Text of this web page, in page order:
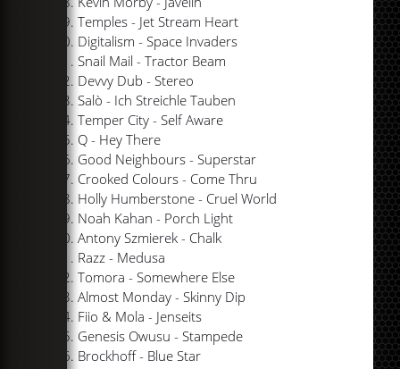
Temples - Jet Stream Heart
Digitalism - Space Invaders
Snail Mail - Tractor Beam
Devvy Dub - Stereo
Salò - Ich Streichle Tauben
Temper City - Self Aware
Q - Hey There
Good Neighbours - Superstar
Crooked Colours - Come Thru
Holly Humberstone - Cruel World
Noah Kahan - Porch Light
Antony Szmierek - Chalk
Razz - Medusa
Tomora - Somewhere Else
Almost Monday - Skinny Dip
Fiio & Mola - Jenseits
Genesis Owusu - Stampede
Brockhoff - Blue Star